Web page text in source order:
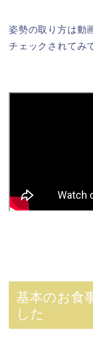
姿勢の取り方は動
チェックされてみ
基本のお食
した